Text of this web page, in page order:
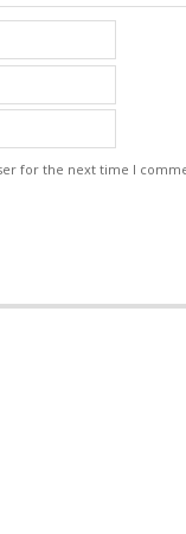
for the next time I